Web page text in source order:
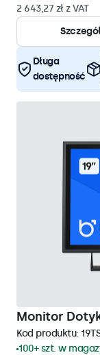
2 643,27 zł z VAT
Długa
dostępność
Monitor
Kod produktu:
100+ szt. w